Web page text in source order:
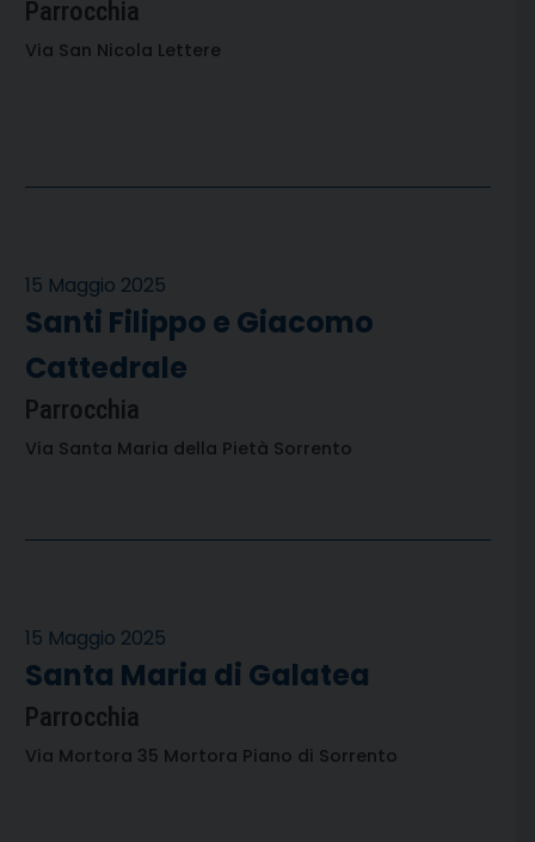
Parrocchia
Via San Nicola Lettere
15 Maggio 2025
Santi Filippo e Giacomo
Cattedrale
Parrocchia
Via Santa Maria della Pietà Sorrento
15 Maggio 2025
Santa Maria di Galatea
Parrocchia
Via Mortora 35 Mortora Piano di Sorrento